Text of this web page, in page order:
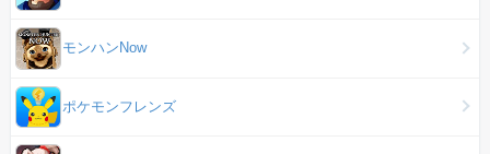
モンハンNow
ポケモンフレンズ